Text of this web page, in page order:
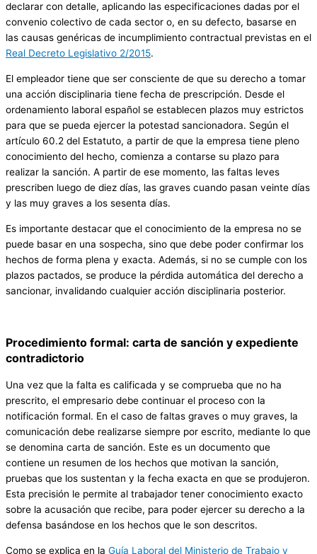
declarar con detalle, aplicando las especificaciones dadas por el
convenio colectivo de cada sector o, en su defecto, basarse en
las causas genéricas de incumplimiento contractual previstas en el
Real Decreto Legislativo 2/2015.
El empleador tiene que ser consciente de que su derecho a tomar
una acción disciplinaria tiene fecha de prescripción. Desde el
ordenamiento laboral español se establecen plazos muy estrictos
para que se pueda ejercer la potestad sancionadora. Según el
artículo 60.2 del Estatuto, a partir de que la empresa tiene pleno
conocimiento del hecho, comienza a contarse su plazo para
realizar la sanción. A partir de ese momento, las faltas leves
prescriben luego de diez días, las graves cuando pasan veinte días
y las muy graves a los sesenta días.
Es importante destacar que el conocimiento de la empresa no se
puede basar en una sospecha, sino que debe poder confirmar los
hechos de forma plena y exacta. Además, si no se cumple con los
plazos pactados, se produce la pérdida automática del derecho a
sancionar, invalidando cualquier acción disciplinaria posterior.
Procedimiento formal: carta de sanción y expediente
contradictorio
Una vez que la falta es calificada y se comprueba que no ha
prescrito, el empresario debe continuar el proceso con la
notificación formal. En el caso de faltas graves o muy graves, la
comunicación debe realizarse siempre por escrito, mediante lo que
se denomina carta de sanción. Este es un documento que
contiene un resumen de los hechos que motivan la sanción,
pruebas que los sustentan y la fecha exacta en que se produjeron.
Esta precisión le permite al trabajador tener conocimiento exacto
sobre la acusación que recibe, para poder ejercer su derecho a la
defensa basándose en los hechos que le son descritos.
Como se explica en la Guía Laboral del Ministerio de Trabajo y